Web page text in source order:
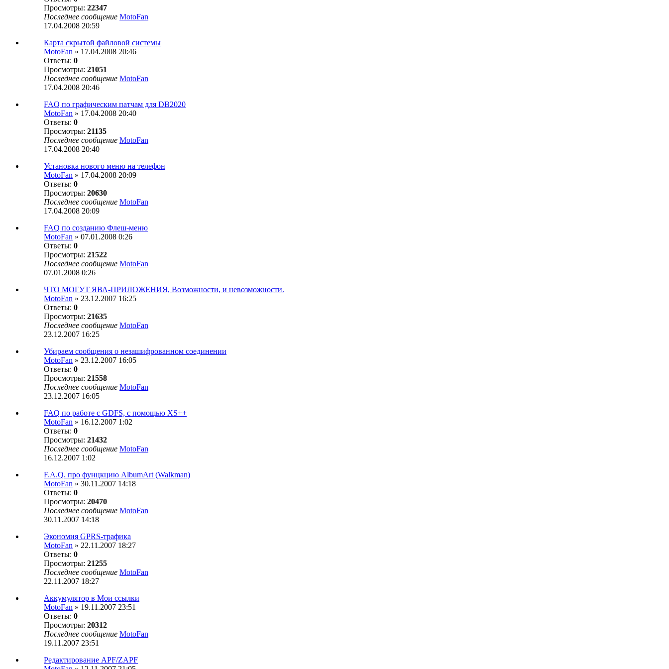
Просмотры: 22347
Последнее сообщение MotoFan
17.04.2008 20:59
Карта скрытой файловой системы
MotoFan » 17.04.2008 20:46
Ответы: 0
Просмотры: 21051
Последнее сообщение MotoFan
17.04.2008 20:46
FAQ по графическим патчам для DB2020
MotoFan » 17.04.2008 20:40
Ответы: 0
Просмотры: 21135
Последнее сообщение MotoFan
17.04.2008 20:40
Установка нового меню на телефон
MotoFan » 17.04.2008 20:09
Ответы: 0
Просмотры: 20630
Последнее сообщение MotoFan
17.04.2008 20:09
FAQ по созданию Флеш-меню
MotoFan » 07.01.2008 0:26
Ответы: 0
Просмотры: 21522
Последнее сообщение MotoFan
07.01.2008 0:26
ЧТО МОГУТ ЯВА-ПРИЛОЖЕНИЯ, Возможности, и невозможности.
MotoFan » 23.12.2007 16:25
Ответы: 0
Просмотры: 21635
Последнее сообщение MotoFan
23.12.2007 16:25
Убираем сообщения о незашифрованном соединении
MotoFan » 23.12.2007 16:05
Ответы: 0
Просмотры: 21558
Последнее сообщение MotoFan
23.12.2007 16:05
FAQ по работе с GDFS, с помощью XS++
MotoFan » 16.12.2007 1:02
Ответы: 0
Просмотры: 21432
Последнее сообщение MotoFan
16.12.2007 1:02
F.A.Q. про фунцкцию AlbumArt (Walkman)
MotoFan » 30.11.2007 14:18
Ответы: 0
Просмотры: 20470
Последнее сообщение MotoFan
30.11.2007 14:18
Экономия GPRS-трафика
MotoFan » 22.11.2007 18:27
Ответы: 0
Просмотры: 21255
Последнее сообщение MotoFan
22.11.2007 18:27
Аккумулятор в Мои ссылки
MotoFan » 19.11.2007 23:51
Ответы: 0
Просмотры: 20312
Последнее сообщение MotoFan
19.11.2007 23:51
Редактирование APF/ZAPF